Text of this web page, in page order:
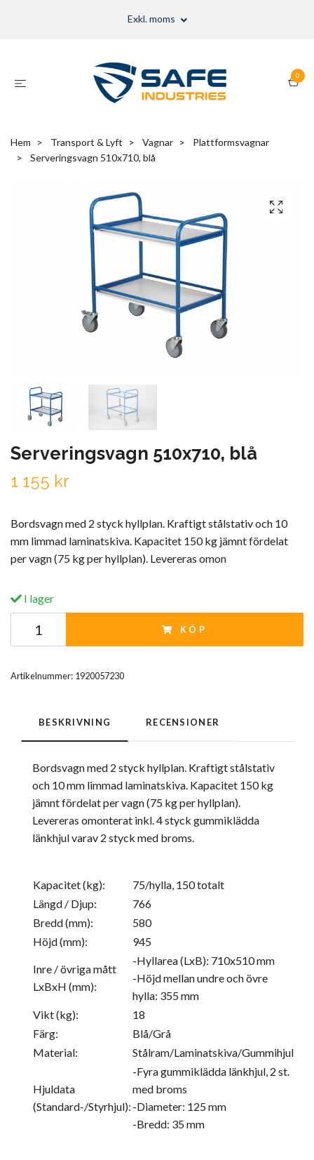
Exkl. moms
0
Hem Transport & Lyft Vagnar
Plattformsvagnar
Serveringsvagn 510x710, blå
Serveringsvagn 510x710, blå
1 155 kr
Bordsvagn med 2 styck hyllplan. Kraftigt stålstativ och 10
mm limmad laminatskiva. Kapacitet 150 kg jämnt fördelat
per vagn (75 kg per hyllplan). Levereras omon
I lager
KÖP
Artikelnummer: 1920057230
BESKRIVNING RECENSIONER
Bordsvagn med 2 styck hyllplan. Kraftigt stålstativ
och 10 mm limmad laminatskiva. Kapacitet 150 kg
jämnt fördelat per vagn (75 kg per hyllplan).
Levereras omonterat inkl. 4 styck gummiklädda
länkhjul varav 2 styck med broms.
Kapacitet (kg):
75/hylla, 150 totalt
Längd / Djup:
766
Bredd (mm):
580
Höjd (mm):
945
Inre / övriga mått
LxBxH (mm):
-Hyllarea (LxB): 710x510 mm
-Höjd mellan undre och övre
hylla: 355 mm
Vikt (kg):
18
Färg:
Blå/Grå
Material:
Stålram/Laminatskiva/Gummihjul
Hjuldata
(Standard-/Styrhjul):
-Fyra gummiklädda länkhjul, 2 st.
med broms
-Diameter: 125 mm
-Bredd: 35 mm